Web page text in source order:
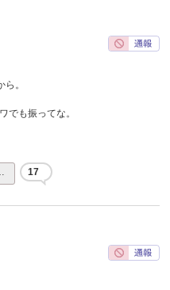
。
でも振ってな。
17